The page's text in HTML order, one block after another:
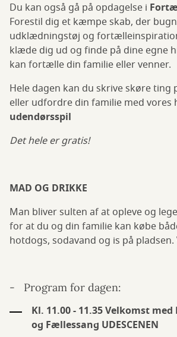
Du kan også gå på opdagelse i
Forestil dig et kæmpe skab, der
udklædningstøj og
klæde dig ud og finde på dine egne
kan fortælle din familie eller venner.
Hele dagen kan du skrive skøre ting
eller udfordre din familie med vores
udendørsspil
Det hele er gratis!
MAD OG DRIKKE
Man bliver sulten af at opleve og
for at du og din familie kan købe
hotdogs, sodavand og is på pladsen.
- Program for dagen:
Kl. 11.00 - 11.35 Velkomst
og Fællessang UDESCENEN